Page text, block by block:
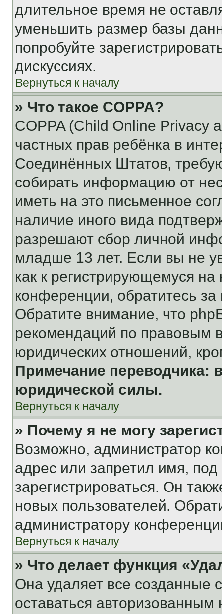
длительное время не
уменьшить размер базы
попробуйте
дискуссиях.
Вернуться к началу
» Что такое COPPA?
COPPA (Child Online Privacy
частных прав ребёнка в
Соединённых Штатов,
собирать информацию от
иметь на это письменное
наличие иного вида
разрешают сбор личной
младше 13 лет. Если вы не
как к регистрирующемуся
конференции, обратитесь
Обратите внимание, что
рекомендаций по правовым
юридических отношений,
Примечание переводчика:
юридической силы.
Вернуться к началу
» Почему я не могу
Возможно, администратор
адрес или запретил имя,
зарегистрироваться. Он
новых пользователей.
администратору
Вернуться к началу
» Что делает функция
Она удаляет все созданные
оставаться